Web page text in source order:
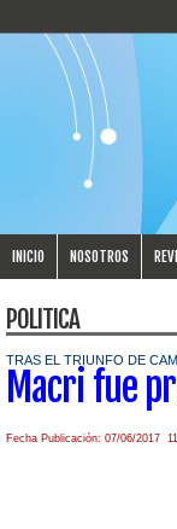
INICIO NOSOTROS
POLITICA
TRAS EL TRIUNFO DE
Macri fue
Fecha Publicación: 07/06/2017